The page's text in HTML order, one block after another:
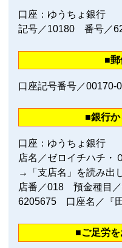
口座：ゆうちょ銀行
記号／10180 番号／
■郵
口座記号番号／
■銀行
口座：ゆうちょ銀行
店名／ゼロイチハチ・
→「支店名」を読み出
店番／018 預金種目
6205675 口座名／『田
■ご足労